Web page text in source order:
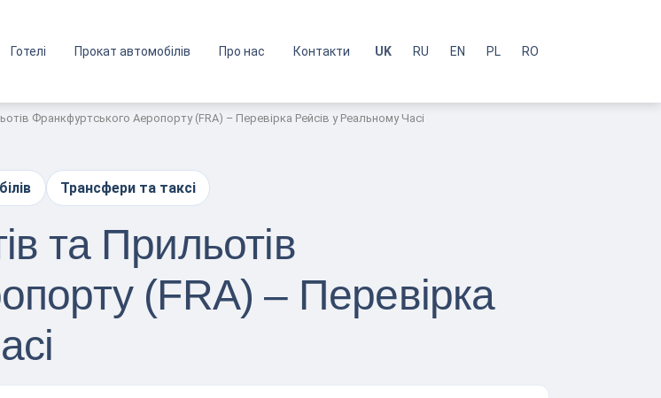
Готелі Прокат автомобілів Про нас Контакти UK RU EN PL RO
Франкфуртського Аеропорту (FRA) – Перевірка Рейсів у Реальному Часі
Трансфери та таксі
та Прильотів
(FRA) – Перевірка